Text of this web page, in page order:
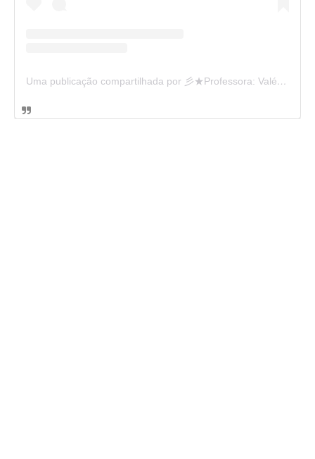
Uma publicação compartilhada por 彡★Professora: Valéria·.¸¸.· (@ensinandocomcarinho)